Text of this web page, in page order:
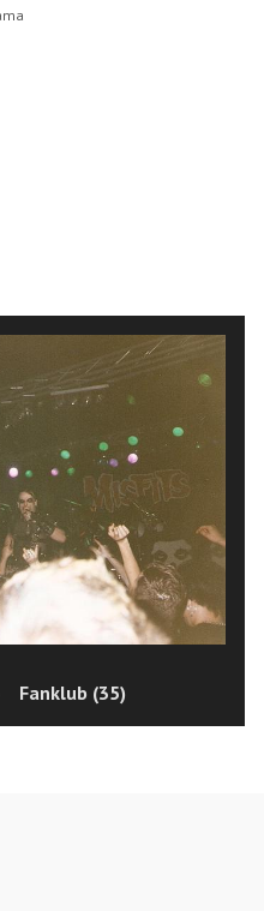
Fanklub (35)